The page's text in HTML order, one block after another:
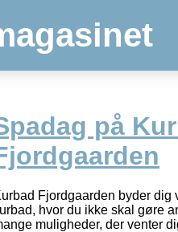
på
Fjordgaarden byder dig
hvor du ikke skal gøre
muligheder, der venter